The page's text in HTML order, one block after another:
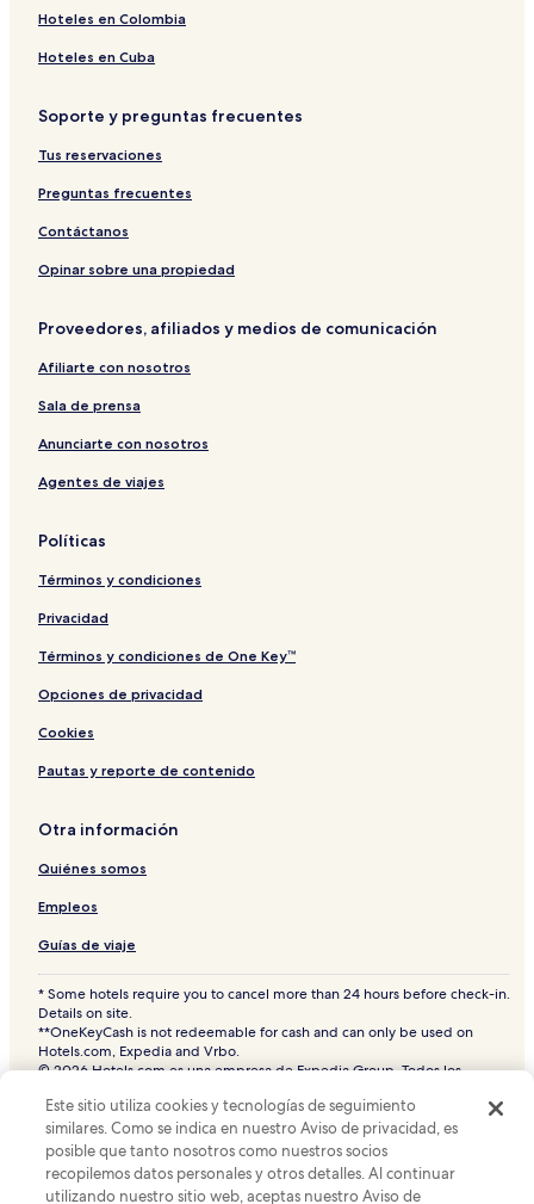
Hoteles en Colombia
Hoteles en Cuba
Soporte y preguntas frecuentes
Tus reservaciones
Preguntas frecuentes
Contáctanos
Opinar sobre una propiedad
Proveedores, afiliados y medios de comunicación
Afiliarte con nosotros
Sala de prensa
Anunciarte con nosotros
Agentes de viajes
Políticas
Términos y condiciones
Privacidad
Términos y condiciones de One Key™
Opciones de privacidad
Cookies
Pautas y reporte de contenido
Otra información
Quiénes somos
Empleos
Guías de viaje
* Some hotels require you to cancel more than 24 hours before check-in.
Details on site.
**OneKeyCash is not redeemable for cash and can only be used on
Hotels.com, Expedia and Vrbo.
© 2026 Hotels.com es una empresa de Expedia Group. Todos los
Hoteles.com y el logotipo de Hoteles.com son marcas comerciales o
marcas comerciales registradas de Hotels.com, L.P. CST# 2029030-50.
Este sitio utiliza cookies y tecnologías de seguimiento
similares. Como se indica en nuestro Aviso de privacidad, es
posible que tanto nosotros como nuestros socios
recopilemos datos personales y otros detalles. Al continuar
utilizando nuestro sitio web, aceptas nuestro Aviso de